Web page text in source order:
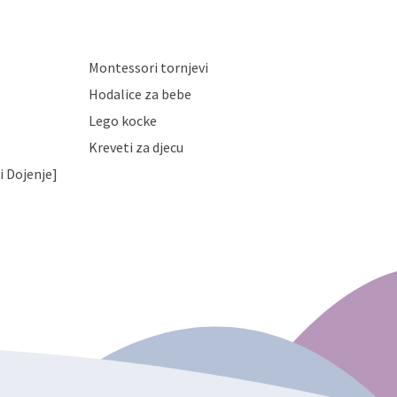
Montessori tornjevi
Hodalice za bebe
Lego kocke
Kreveti za djecu
Dojenje]